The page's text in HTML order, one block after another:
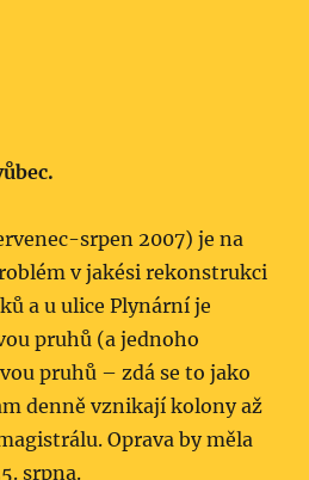
srpen 2007) je na
v jakési rekonstrukci
a u ulice Plynární je
pruhů (a jednoho
pruhů – zdá se to jako
denně vznikají kolony až
Oprava by měla
srpna.